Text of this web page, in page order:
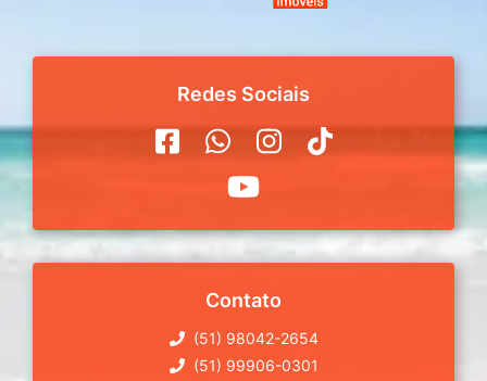
Redes Sociais
Contato
(51) 98042-2654
(51) 99906-0301